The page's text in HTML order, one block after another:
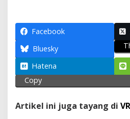
at
s
A
p
p
e
b
o
o
k
e
a
m
ittai
l
Facebook
Bluesky
Hatena
Copy
Artikel ini juga tayang di